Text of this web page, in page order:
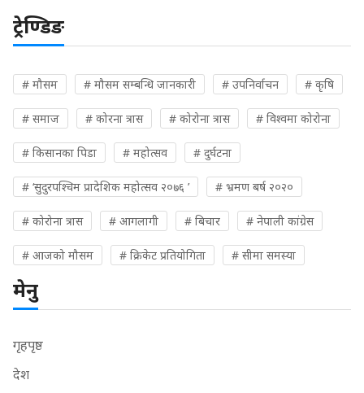
ट्रेण्डिङ
# मौसम # मौसम सम्बन्धि जानकारी # उपनिर्वाचन # कृषि
# समाज # कोरना त्रास # कोरोना त्रास # विश्वमा कोरोना
# किसानका पिडा # महोत्सव # दुर्घटना
# ‘सुदुरपश्चिम प्रादेशिक महोत्सव २०७६ ’ # भ्रमण बर्ष २०२०
# कोरोना त्रास # आगलागी # बिचार # नेपाली कांग्रेस
# आजको मौसम # क्रिकेट प्रतियोगिता # सीमा समस्या
मेनु
गृहपृष्ठ
देश